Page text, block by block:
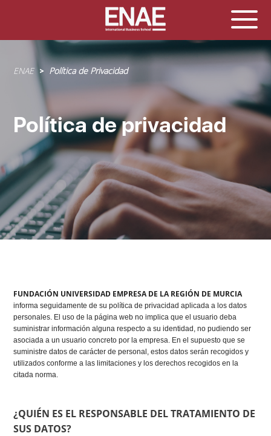
Sobrescribir
enlaces
a
la
navegación
ENAE Política de Privacidad
Política de privacidad
FUNDACIÓN UNIVERSIDAD EMPRESA DE LA REGIÓN DE MURCIA
informa seguidamente de su política de privacidad aplicada a los datos
personales. El uso de la página web no implica que el usuario deba
suministrar información alguna respecto a su identidad, no pudiendo ser
asociada a un usuario concreto por la empresa. En el supuesto que se
suministre datos de carácter de personal, estos datos serán recogidos y
utilizados conforme a las limitaciones y los derechos recogidos en la
citada norma.
¿QUIÉN ES EL RESPONSABLE DEL TRATAMIENTO DE
SUS DATOS?